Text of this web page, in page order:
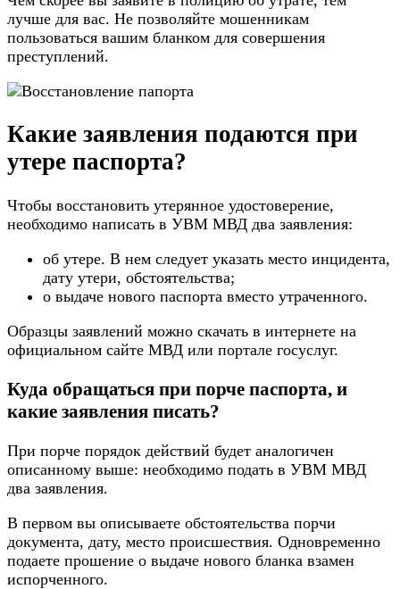
лучше для вас. Не позволяйте мошенникам
пользоваться вашим бланком для совершения
преступлений.
Какие заявления подаются при
утере паспорта?
Чтобы восстановить утерянное удостоверение,
необходимо написать в УВМ МВД два заявления:
об утере. В нем следует указать место инцидента,
дату утери, обстоятельства;
о выдаче нового паспорта вместо утраченного.
Образцы заявлений можно скачать в интернете на
официальном сайте МВД или портале госуслуг.
Куда обращаться при порче паспорта, и
какие заявления писать?
При порче порядок действий будет аналогичен
описанному выше: необходимо подать в УВМ МВД
два заявления.
В первом вы описываете обстоятельства порчи
документа, дату, место происшествия. Одновременно
подаете прошение о выдаче нового бланка взамен
испорченного.